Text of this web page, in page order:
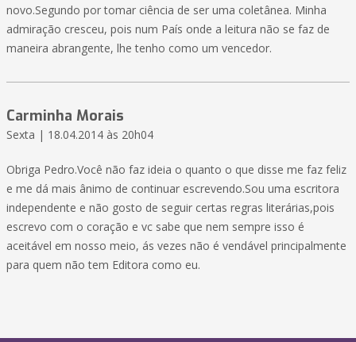
novo.Segundo por tomar ciência de ser uma coletânea. Minha
admiração cresceu, pois num País onde a leitura não se faz de
maneira abrangente, lhe tenho como um vencedor.
Carminha Morais
Sexta | 18.04.2014 às 20h04
Obriga Pedro.Você não faz ideia o quanto o que disse me faz feliz
e me dá mais ânimo de continuar escrevendo.Sou uma escritora
independente e não gosto de seguir certas regras literárias,pois
escrevo com o coração e vc sabe que nem sempre isso é
aceitável em nosso meio, ás vezes não é vendável principalmente
para quem não tem Editora como eu.